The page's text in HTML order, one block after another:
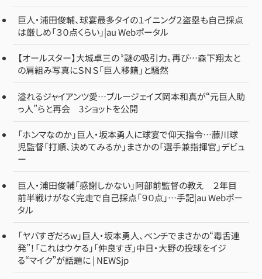
巨人・浦田俊輔、球宴最多タイの１イニング２盗塁も自己採点
は厳しめ「３０点くらい」|au Webポータル
【オールスター】大城卓三の〝謎の吸引力〟再び…森下翔太と
の肩組み写真にＳＮＳ「巨人移籍」と騒然
溢れるジャイアンツ愛…ブルージェイズ岡本和真が“元巨人助
っ人”らと再会 3ショットを公開
「ホンマなのか」巨人・坂本勇人に球宴で仰天指令…藤川球
児監督「打順、決めてみるか」まさかの「選手兼指揮官」デビュ
ー
巨人・浦田俊輔「感謝しかない」阿部前監督の教え ２年目
前半戦けがなく完走で自己採点「９０点」…手記|au Webポー
タル
「ヤバすぎだろw」巨人・坂本勇人、ベンチでまさかの“毒舌連
発”！「これはウケる」「仲良すぎ」中日・大野の投球をイジ
る“マイク”が話題に | NEWSjp